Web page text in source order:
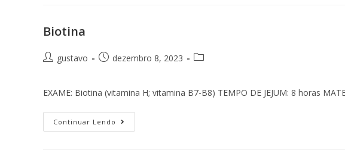
Biotina
gustavo dezembro 8, 2023
EXAME: Biotina (vitamina H; vitamina B7-B8) TEMPO DE JEJUM: 8 horas
Continuar Lendo